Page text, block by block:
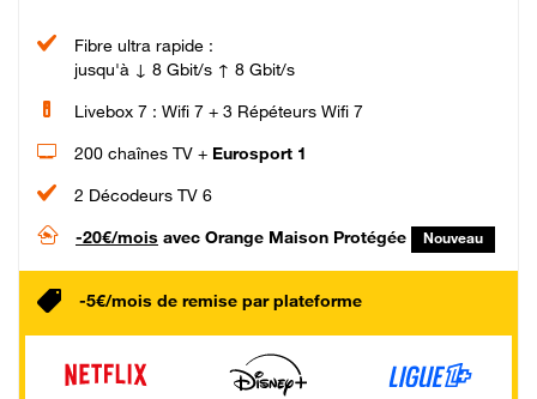
Fibre ultra rapide :
jusqu'à ↓ 8 Gbit/s ↑ 8 Gbit/s
Livebox 7 : Wifi 7 + 3 Répéteurs Wifi 7
200 chaînes TV + Eurosport 1
2 Décodeurs TV 6
-20€/mois avec Orange Maison Protégée Nouveau
-5€/mois de remise par plateforme